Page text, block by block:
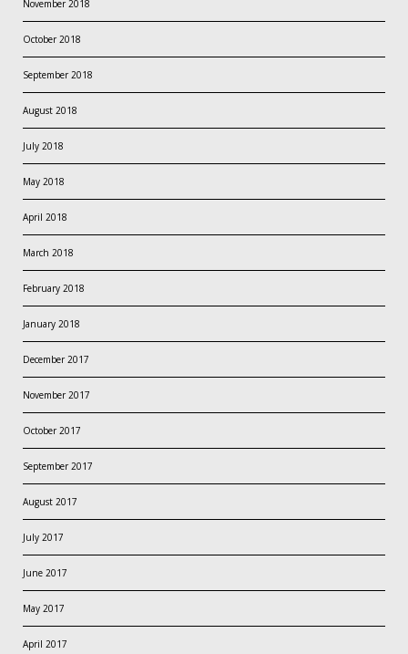
November 2018
October 2018
September 2018
August 2018
July 2018
May 2018
April 2018
March 2018
February 2018
January 2018
December 2017
November 2017
October 2017
September 2017
August 2017
July 2017
June 2017
May 2017
April 2017